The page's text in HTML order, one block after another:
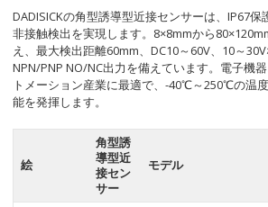
DADISICKの角型誘導型近接センサーは、IP67
非接触検出を実現します。8×8mmから
え、最大検出距離60mm、DC10～60V、10～30V
NPN/PNP NO/NC出力を備えています。電子機
トメーション産業に最適で、-40℃～250℃の温
能を発揮します。
絵
角型誘
導型近
接セン
サー
モデル